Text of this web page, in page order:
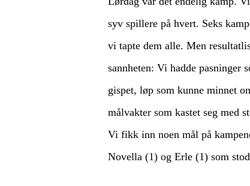
syv spillere på hvert. Seks
vi tapte dem alle. Men
sannheten: Vi hadde pasninger
gispet, løp som kunne minnet
målvakter som kastet seg med
Vi fikk inn noen mål på
Novella (1) og Erle (1) som